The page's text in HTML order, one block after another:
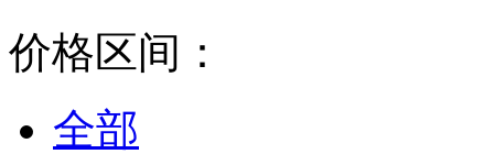
价格区间：
全部